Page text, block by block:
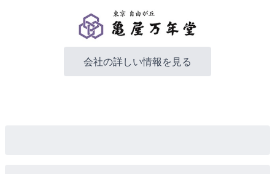
会社の詳しい情報を見る